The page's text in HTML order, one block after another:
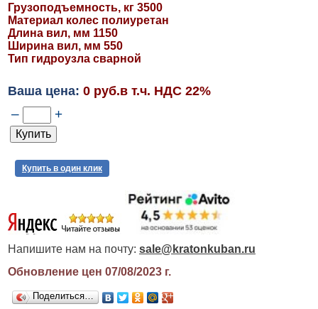
Грузоподъемность, кг 3500
Материал колес полиуретан
Длина вил, мм 1150
Ширина вил, мм 550
Тип гидроузла сварной
Ваша цена: 0 руб.в т.ч. НДС 22%
– +
Купить в один клик
Напишите нам на почту: sale@kratonkuban.ru
Обновление цен 07/08/2023г.
Поделиться…